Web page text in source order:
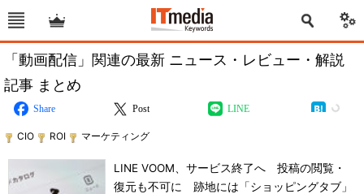
「動画配信」関連の最新 ニュース・レビュー・解説
記事 まとめ
Share Post LINE
CIO ROI マーケティング
LINE VOOM、サービス終了へ 投稿の閲覧・
復元も不可に 跡地には「ショッピングタブ」